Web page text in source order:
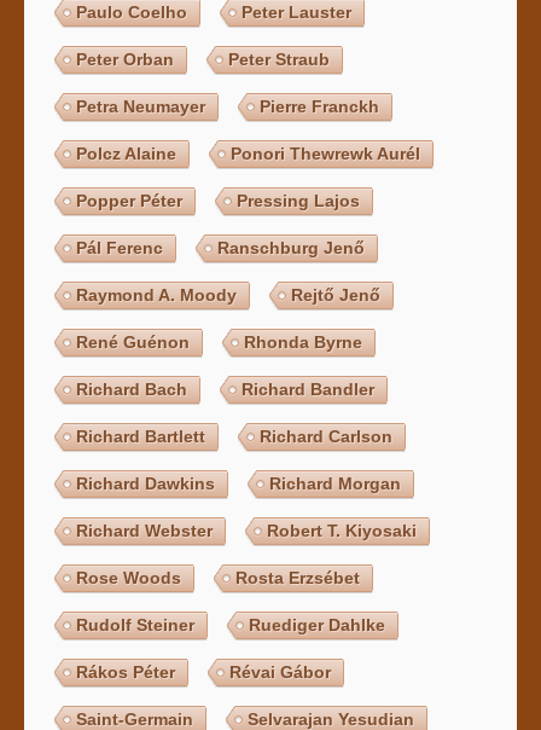
Paulo Coelho Peter Lauster
Peter Orban Peter Straub
Petra Neumayer Pierre Franckh
Polcz Alaine Ponori Thewrewk Aurél
Popper Péter Pressing Lajos
Pál Ferenc Ranschburg Jenő
Raymond A. Moody Rejtő Jenő
René Guénon Rhonda Byrne
Richard Bach Richard Bandler
Richard Bartlett Richard Carlson
Richard Dawkins Richard Morgan
Richard Webster Robert T. Kiyosaki
Rose Woods Rosta Erzsébet
Rudolf Steiner Ruediger Dahlke
Rákos Péter Révai Gábor
Saint-Germain Selvarajan Yesudian